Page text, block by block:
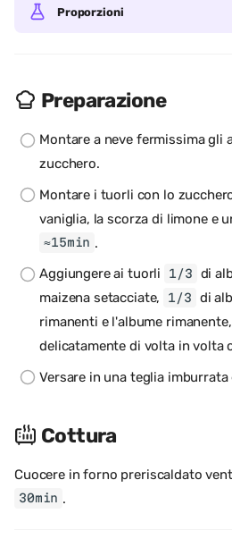
Proporzioni
Preparazione
Montare a neve fermissima gli
zucchero.
Montare i tuorli con lo
vaniglia, la scorza di limone e
≈15min .
Aggiungere ai tuorli
1/3 di
maizena setacciate,
1/3
di
rimanenti e l'albume
delicatamente di volta in volta
Versare in una teglia
Cottura
Cuocere in forno preriscaldato
30min .